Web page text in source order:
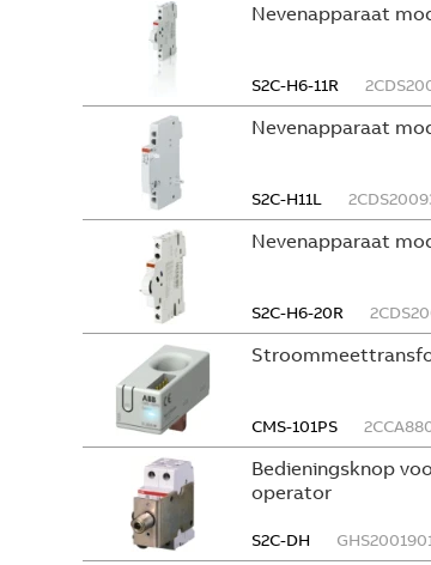
Nevenapparaat
S2C-H6-11R
Nevenapparaat
S2C-H11L
Nevenapparaat
S2C-H6-20R
CMS-101PS
Bedieningsknop
operator
S2C-DH